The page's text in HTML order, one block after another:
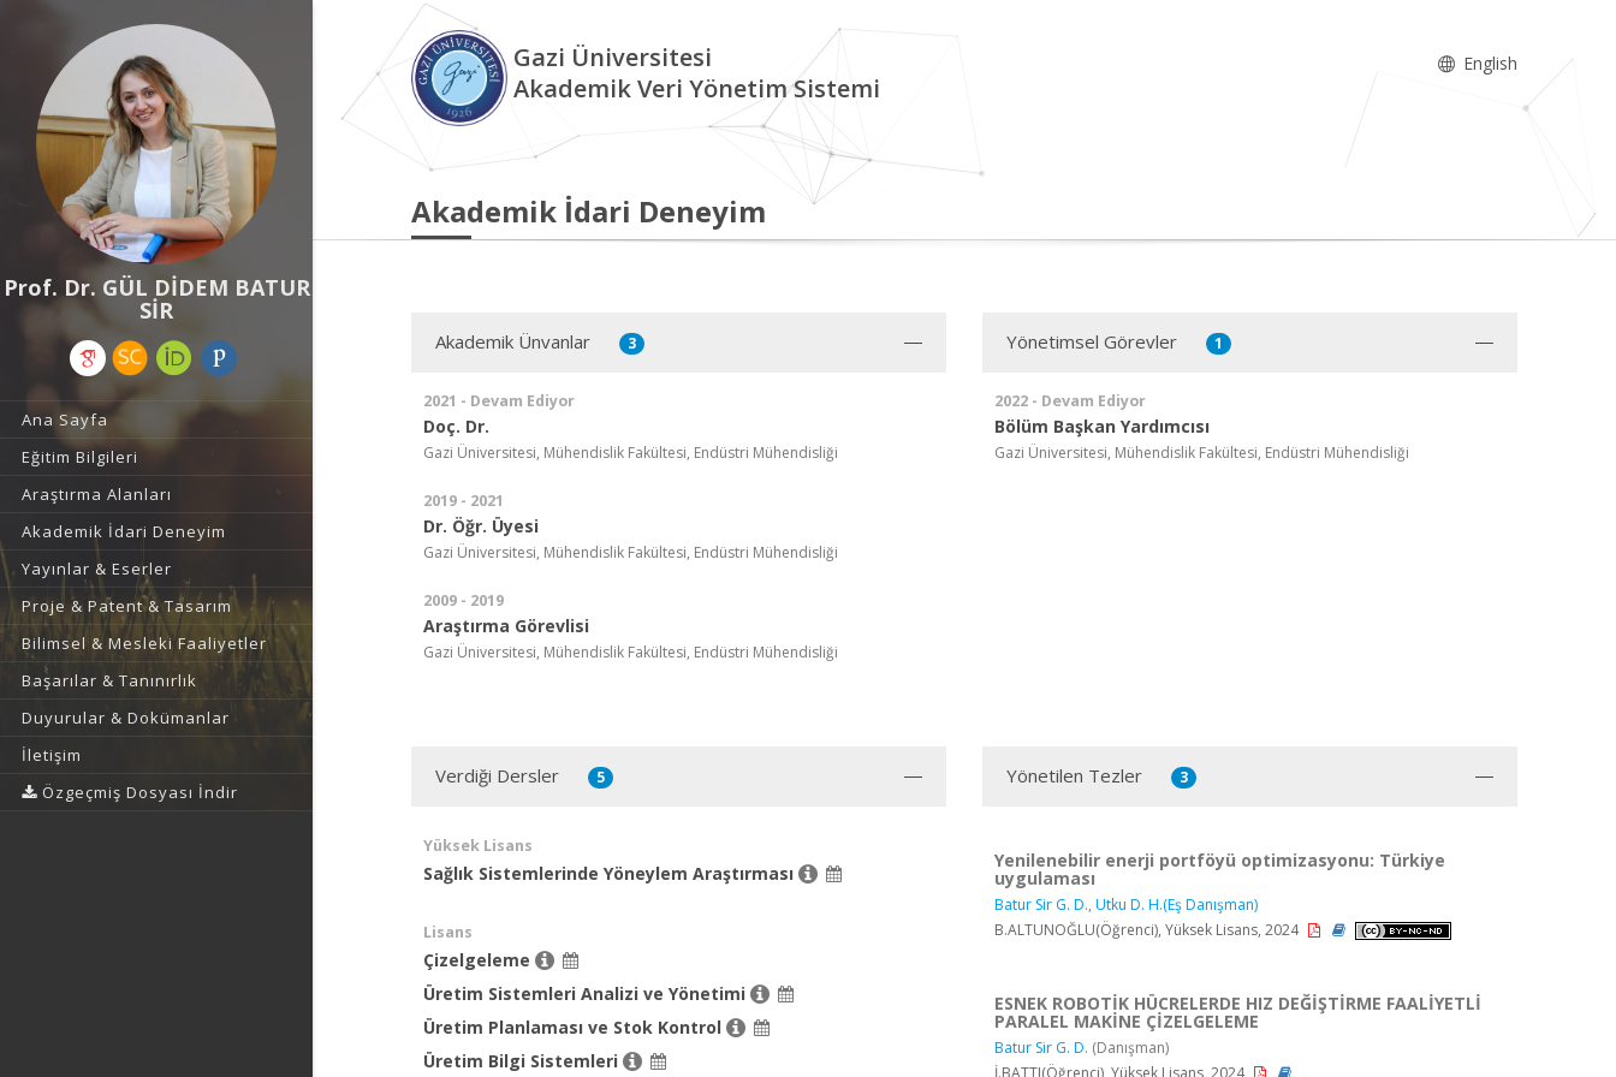
Prof. Dr. GÜL DİDEM BATUR
SİR
Ana Sayfa
Eğitim Bilgileri
Araştırma Alanları
Akademik İdari Deneyim
Yayınlar & Eserler
Proje & Patent & Tasarım
Bilimsel & Mesleki Faaliyetler
Başarılar & Tanınırlık
Duyurular & Dokümanlar
İletişim
Özgeçmiş Dosyası İndir
Gazi Üniversitesi
Akademik Veri Yönetim Sistemi
English
Akademik İdari Deneyim
Akademik Ünvanlar 3
2021 - Devam Ediyor
Doç. Dr.
Gazi Üniversitesi, Mühendislik Fakültesi, Endüstri Mühendisliği
2019 - 2021
Dr. Öğr. Üyesi
Gazi Üniversitesi, Mühendislik Fakültesi, Endüstri Mühendisliği
2009 - 2019
Araştırma Görevlisi
Gazi Üniversitesi, Mühendislik Fakültesi, Endüstri Mühendisliği
Yönetimsel Görevler 1
2022 - Devam Ediyor
Bölüm Başkan Yardımcısı
Gazi Üniversitesi, Mühendislik Fakültesi, Endüstri Mühendisliği
Verdiği Dersler 5
Yüksek Lisans
Sağlık Sistemlerinde Yöneylem Araştırması
Lisans
Çizelgeleme
Üretim Sistemleri Analizi ve Yönetimi
Üretim Planlaması ve Stok Kontrol
Üretim Bilgi Sistemleri
Yönetilen Tezler 3
Yenilenebilir enerji portföyü optimizasyonu: Türkiye
uygulaması
Batur Sir G. D., Utku D. H.(Eş Danışman)
B.ALTUNOĞLU(Öğrenci), Yüksek Lisans, 2024
ESNEK ROBOTİK HÜCRELERDE HIZ DEĞİŞTİRME FAALİYETLİ
PARALEL MAKİNE ÇİZELGELEME
Batur Sir G. D. (Danışman)